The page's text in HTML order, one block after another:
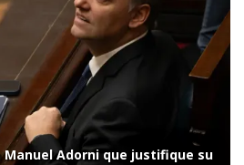
Adorni que justifique su